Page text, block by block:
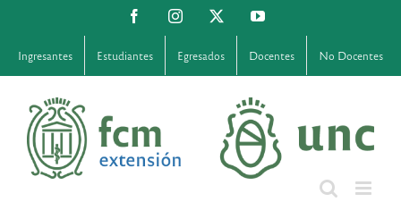
contenido
FacebookInstagram YouTube
Ingresantes Estudiantes Egresados Docentes No Docentes